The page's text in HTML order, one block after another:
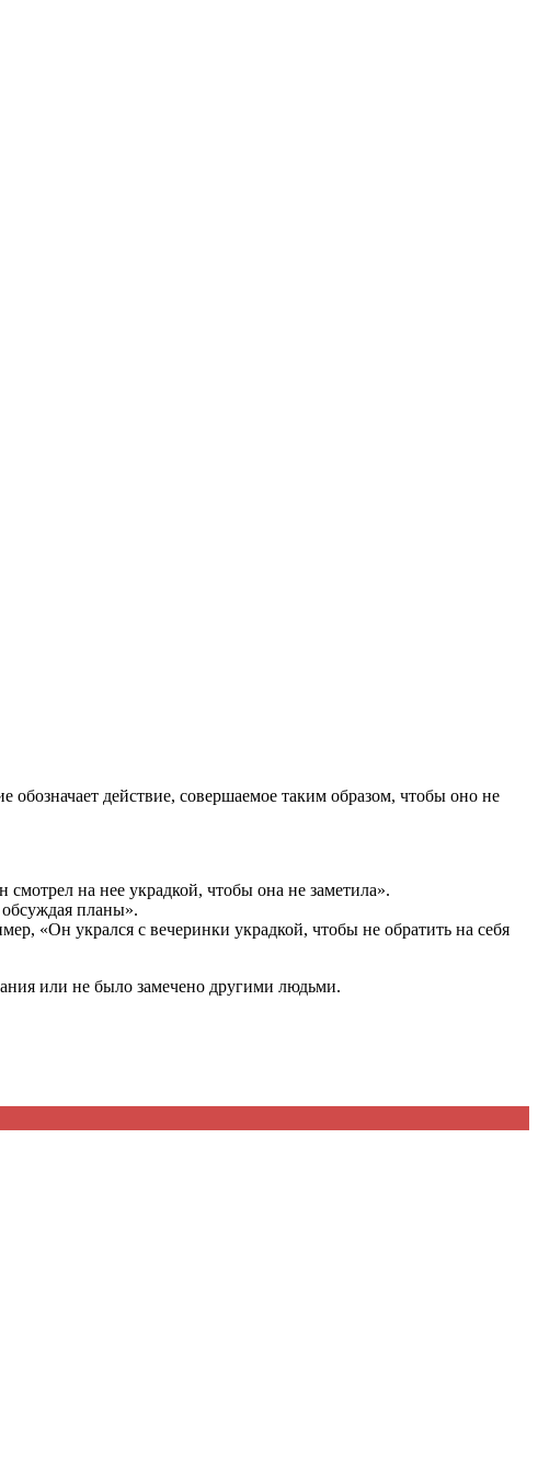
обозначает действие, совершаемое таким образом, чтобы оно не
на нее украдкой, чтобы она не заметила».
планы».
«Он укрался с вечеринки украдкой, чтобы не обратить на себя
или не было замечено другими людьми.